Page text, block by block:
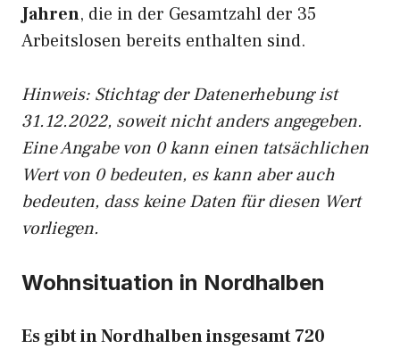
Jahren, die in der Gesamtzahl der 35
Arbeitslosen bereits enthalten sind.
Hinweis: Stichtag der Datenerhebung ist
31.12.2022, soweit nicht anders angegeben.
Eine Angabe von 0 kann einen tatsächlichen
Wert von 0 bedeuten, es kann aber auch
bedeuten, dass keine Daten für diesen Wert
vorliegen.
Wohnsituation in Nordhalben
Es gibt in Nordhalben insgesamt 720